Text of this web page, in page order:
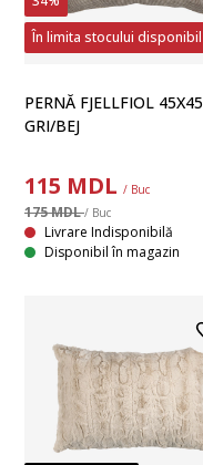
În limita stocului disponibil
PERNĂ FJELLFIOL 45X45
GRI/BEJ
115 MDL / Buc
175 MDL/ Buc
Livrare Indisponibilă
Disponibil în magazin